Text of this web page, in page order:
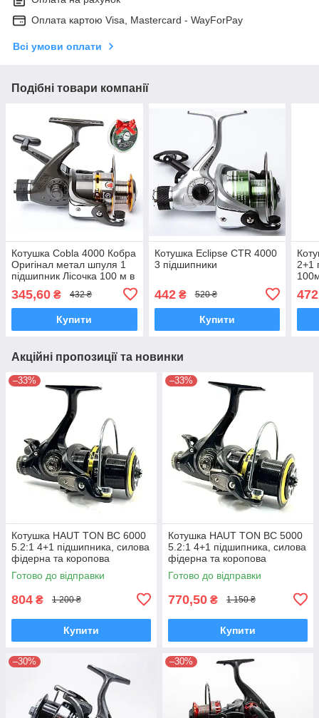
Оплата картою Visa, Mastercard - WayForPay
Всі умови оплати
Подібні товари компанії
Котушка Cobla 4000 Кобра
Оригінал метал шпуля 1
підшипник Лісочка 100 м в
345,60 ₴ 432 ₴
Купити
Котушка Eclipse CTR 4000
3 підшипники
442₴ 520 ₴
Купити
2+1
Акційні пропозиції та новинки
–33%
Котушка HAUT TON BC 6000
5.2:1 4+1 підшипника, силова
фідерна та коропова
Готово до відправки
804 ₴ 1 200 ₴
Купити
–33%
Котушка HAUT TON BC 5000
5.2:1 4+1 підшипника, силова
фідерна та коропова
Готово до відправки
770,50 ₴ 1 150 ₴
Купити
–30% –30%